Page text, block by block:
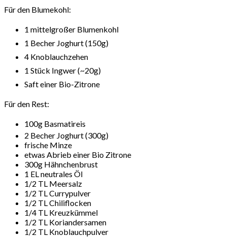
Für den Blumekohl:
1 mittelgroßer Blumenkohl
1 Becher Joghurt (150g)
4 Knoblauchzehen
1 Stück Ingwer (~20g)
Saft einer Bio-Zitrone
Für den Rest:
100g Basmatireis
2 Becher Joghurt (300g)
frische Minze
etwas Abrieb einer Bio Zitrone
300g Hähnchenbrust
1 EL neutrales Öl
1/2 TL Meersalz
1/2 TL Currypulver
1/2 TL Chiliflocken
1/4 TL Kreuzkümmel
1/2 TL Koriandersamen
1/2 TL Knoblauchpulver